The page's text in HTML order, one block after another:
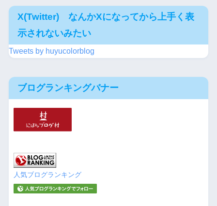
X(Twitter) なんかXになってから上手く表
示されないみたい
Tweets by huyucolorblog
ブログランキングバナー
人気ブログランキング